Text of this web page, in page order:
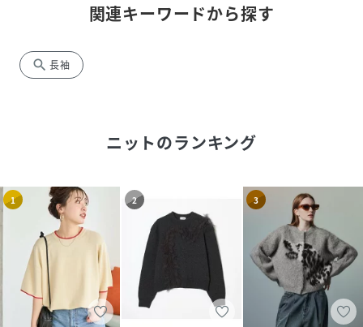
関連キーワードから探す
search 長袖
ニットのランキング
1 2 3